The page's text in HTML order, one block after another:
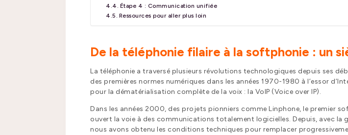
Étape 4 : Communication unifiée
Ressources pour aller plus loin
De la téléphonie filaire à la softphonie : un
La téléphonie a traversé plusieurs révolutions technologiques depuis ses
des premières normes numériques dans les années 1970-1980 à l’essor
pour la dématérialisation complète de la voix : la VoIP (Voice over IP).
Dans les années 2000, des projets pionniers comme Linphone, le premier
ouvert la voie à des communications totalement logicielles. Depuis, avec la
nous avons obtenu les conditions techniques pour remplacer